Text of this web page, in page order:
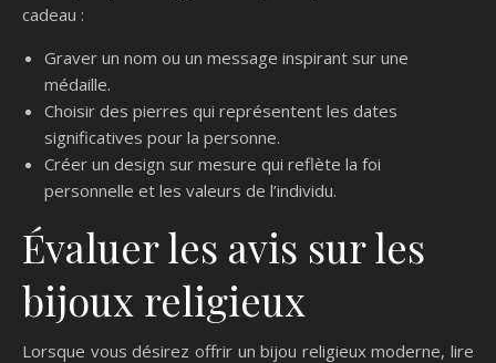
cadeau :
Graver un nom ou un message inspirant sur une
médaille.
Choisir des pierres qui représentent les dates
significatives pour la personne.
Créer un design sur mesure qui reflète la foi
personnelle et les valeurs de l’individu.
Évaluer les avis sur les
bijoux religieux
Lorsque vous désirez offrir un bijou religieux moderne, lire